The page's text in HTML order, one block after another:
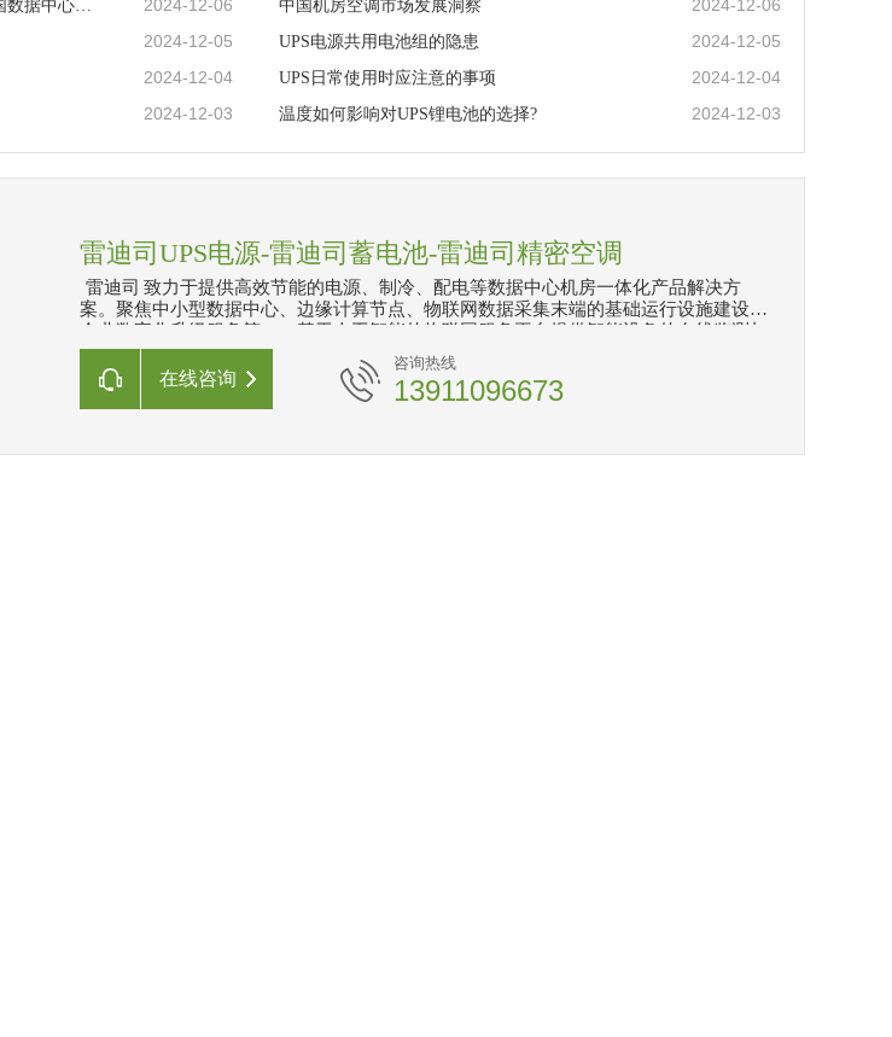
中国数据中心空调设备市场容量-中国数据中心机电设备细分市场分析 2024-12-06 中国机房空调市场发展洞察 2024-12-06
2024-12-05 UPS电源共用电池组的隐患 2024-12-05
2024-12-04 UPS日常使用时应注意的事项 2024-12-04
2024-12-03 温度如何影响对UPS锂电池的选择? 2024-12-03
雷迪司UPS电源-雷迪司蓄电池-雷迪司精密空调
雷迪司 致力于提供高效节能的电源、制冷、配电等数据中心机房一体化产品解决方
案。聚焦中小型数据中心、边缘计算节点、物联网数据采集末端的基础运行设施建设，
企业数字化升级服务等。 基于人工智能的物联网服务平台提供智能设备的在线监测与
数据采集、智能分析、系统自动化控制以及线下运维保障服务。
在线咨询
咨询热线
13911096673